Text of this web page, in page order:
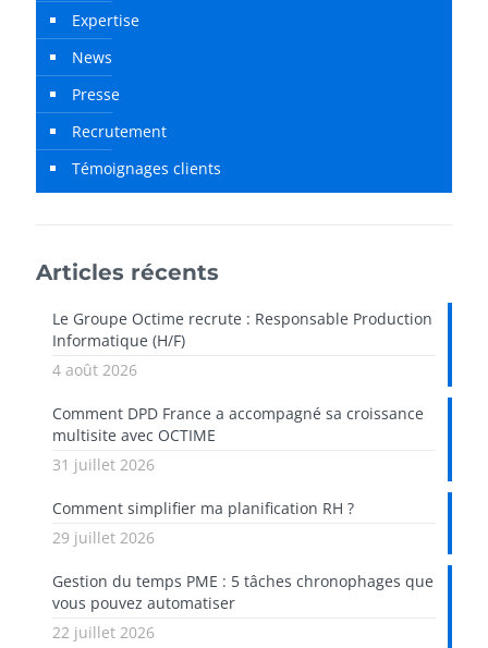
Expertise
News
Presse
Recrutement
Témoignages clients
Articles récents
Le Groupe Octime recrute : Responsable Production
Informatique (H/F)
4 août 2026
Comment DPD France a accompagné sa croissance
multisite avec OCTIME
31 juillet 2026
Comment simplifier ma planification RH ?
29 juillet 2026
Gestion du temps PME : 5 tâches chronophages que
vous pouvez automatiser
22 juillet 2026